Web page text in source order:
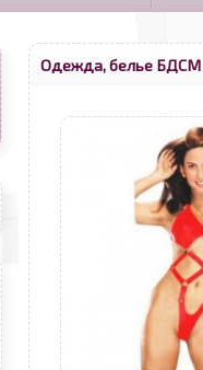
Одежда, белье БДСМ